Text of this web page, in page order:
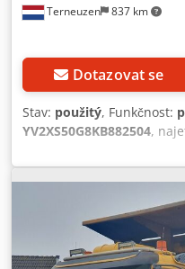
Terneuzen 837 km
Dotazovat se
Stav: použitý, Funkčnost:
YV2XS50G8KB882504,
,
nafta, pohotovostní
hmotnost nákladu:40 000
rozměr pneumatiky:650/
, rozvor náprav:
palivové nádrže:405 l,
sezení:2, celková délka: